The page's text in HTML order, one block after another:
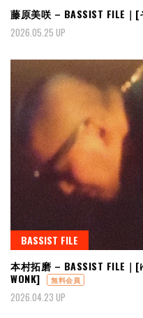
藤原美咲 – BASSIST FILE｜
2026.05.25 UP
BASSIST FILE
本村拓磨 – BASSIST FILE｜
WONK]
無料会員
2026.04.23 UP